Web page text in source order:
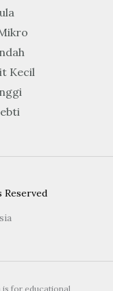
Kecil
Reserved
is for educational